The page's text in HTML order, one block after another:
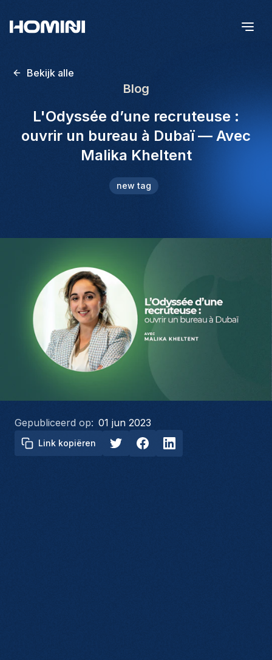
Bekijk alle
Blog
L'Odyssée d’une recruteuse :
ouvrir un bureau à Dubaï — Avec
Malika Kheltent
new tag
Gepubliceerd op: 01 jun 2023
Link kopiëren